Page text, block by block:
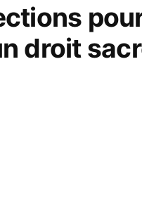
droit